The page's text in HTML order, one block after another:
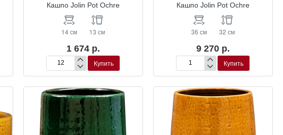
Кашпо Jolin Pot Ochre
14 см 13 см
1 674 р.
Кашпо
Jolin
Pot
Ochre
Купить
Кашпо Jolin Pot Ochre
36 см 32 см
9 270 р.
Кашпо
Jolin
Pot
Ochre
Купить